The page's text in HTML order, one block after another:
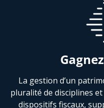
La gestion d’un
pluralité de disciplines
dispositifs fiscaux,